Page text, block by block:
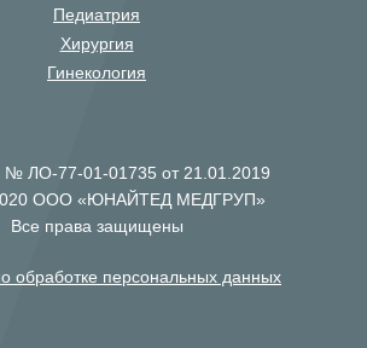
Педиатрия
Хирургия
Гинекология
№ ЛО-77-01-01735 от 21.01.2019
ООО «ЮНАЙТЕД МЕДГРУП»
Все права защищены
обработке персональных данных